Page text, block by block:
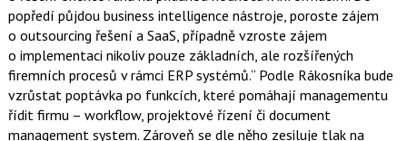
popředí půjdou business intelligence nástroje, poroste zájem
o outsourcing řešení a SaaS, případně vzroste zájem
o implementaci nikoliv pouze základních, ale rozšířených
firemních procesů v rámci ERP systémů.“ Podle Rákosníka bude
vzrůstat poptávka po funkcích, které pomáhají managementu
řídit firmu – workflow, projektové řízení či document
management system. Zároveň se dle něho zesiluje tlak na